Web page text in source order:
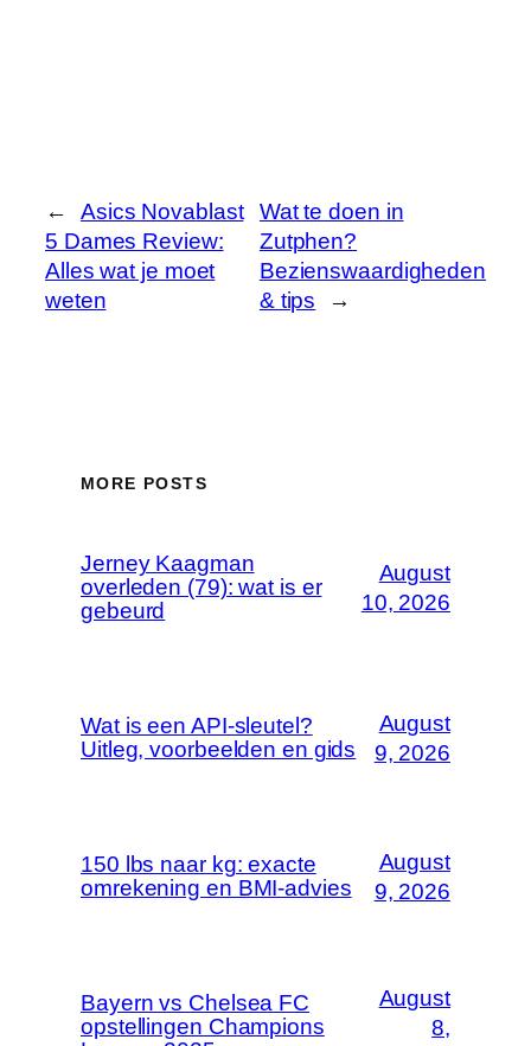
←
Asics Novablast
5 Dames Review:
Alles wat je moet
weten
Wat te doen in
Zutphen?
Bezienswaardigheden
& tips
→
MORE POSTS
Jerney Kaagman
overleden (79): wat is er
gebeurd
August
10, 2026
Wat is een API-sleutel?
Uitleg, voorbeelden en gids
August
9, 2026
150 lbs naar kg: exacte
omrekening en BMI-advies
August
9, 2026
Bayern vs Chelsea FC
opstellingen Champions
August
8,